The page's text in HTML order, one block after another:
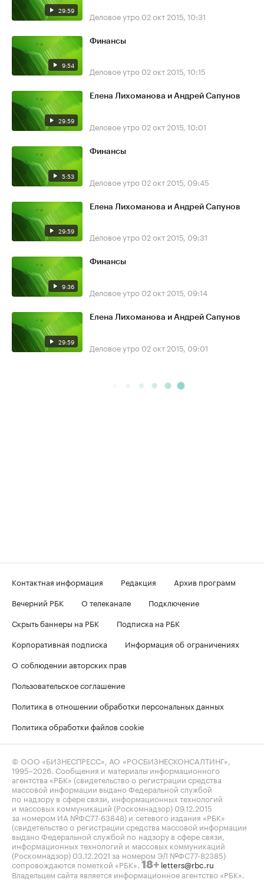
29:59 Деловое утро 02 окт 2015, 10:31
9:54
Финансы
Деловое утро 02 окт 2015, 10:15
29:59
Елена Лихоманова и Андрей Сапунов
Деловое утро 02 окт 2015, 10:01
5:53
Финансы
Деловое утро 02 окт 2015, 09:45
29:59
Елена Лихоманова и Андрей Сапунов
Деловое утро 02 окт 2015, 09:31
9:36
Финансы
Деловое утро 02 окт 2015, 09:14
29:59
Елена Лихоманова и Андрей Сапунов
Деловое утро 02 окт 2015, 09:01
Контактная информация Редакция
Архив программ
Вечерний РБК
О телеканале
Подключение
Скрыть баннеры на РБК
Подписка на РБК
Корпоративная подписка
Информация об ограничениях
О соблюдении авторских прав
Пользовательское соглашение
Политика в отношении обработки персональных данных
Политика обработки файлов cookie
© ООО «БИЗНЕСПРЕСС», АО «РОСБИЗНЕСКОНСАЛТИНГ»,
1995–2026 . Сообщения и материалы информационного
агентства «РБК» (свидетельство о регистрации средства
массовой информации выдано Федеральной службой
по надзору в сфере связи, информационных технологий
и массовых коммуникаций (Роскомнадзор) 09.12.2015
за номером ИА №ФС77-63848) и сетевого издания «РБК»
(свидетельство о регистрации средства массовой информации
выдано Федеральной службой по надзору в сфере связи,
информационных технологий и массовых коммуникаций
(Роскомнадзор) 03.12.2021 за номером ЭЛ №ФС77-82385)
сопровождаются пометкой «РБК». 18+ letters@rbc.ru
Владельцем сайта является информационное агентство «РБК».